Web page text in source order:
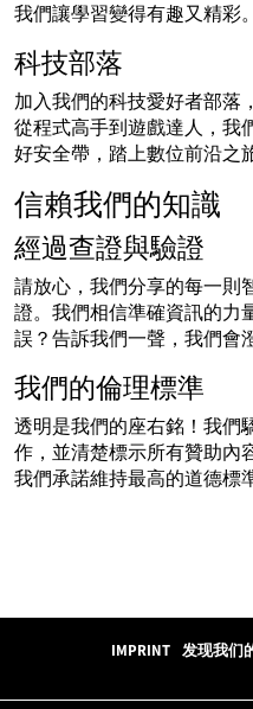
我們讓學習變得有趣又精彩
科技部落
加入我們的科技愛好者部落
從程式高手到遊戲達人，我
好安全帶，踏上數位前沿之
信賴我們的知識
經過查證與驗證
請放心，我們分享的每一則
證。我們相信準確資訊的力
誤？告訴我們一聲，我們會
我們的倫理標準
透明是我們的座右銘！我們
作，並清楚標示所有贊助內
我們承諾維持最高的道德標
IMPRINT 发现我们